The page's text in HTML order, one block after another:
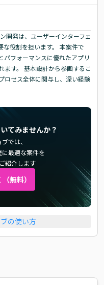
開発は、ユーザーインターフェ
な役割を担います。 本案件で
パフォーマンスに優れたアプリ
ます。 基本設計から参画するこ
ロセス全体に関与し、深い経験
てみませんか？
では、
最適な案件を
紹介します
無料）
の使い方